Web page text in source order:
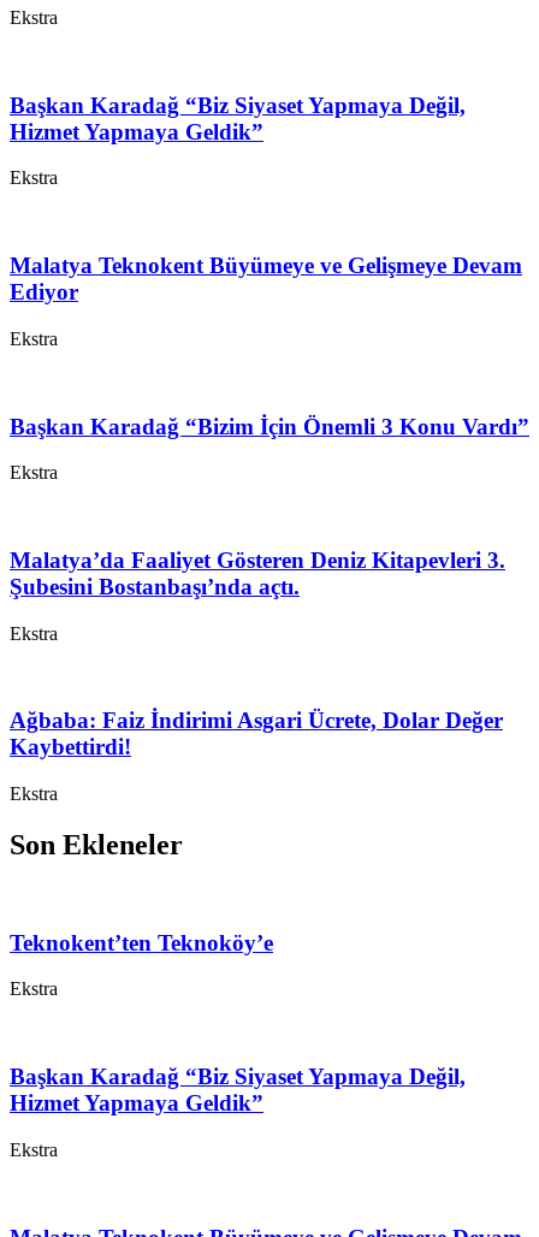
Ekstra
Başkan Karadağ “Biz Siyaset Yapmaya Değil,
Hizmet Yapmaya Geldik”
Ekstra
Malatya Teknokent Büyümeye ve Gelişmeye Devam
Ediyor
Ekstra
Başkan Karadağ “Bizim İçin Önemli 3 Konu Vardı”
Ekstra
Malatya’da Faaliyet Gösteren Deniz Kitapevleri 3.
Şubesini Bostanbaşı’nda açtı.
Ekstra
Ağbaba: Faiz İndirimi Asgari Ücrete, Dolar Değer
Kaybettirdi!
Ekstra
Son Ekleneler
Teknokent’ten Teknoköy’e
Ekstra
Başkan Karadağ “Biz Siyaset Yapmaya Değil,
Hizmet Yapmaya Geldik”
Ekstra